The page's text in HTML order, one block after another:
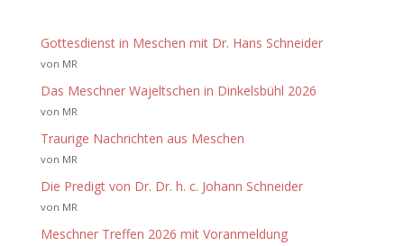
Gottesdienst in Meschen mit Dr. Hans Schneider
von MR
Das Meschner Wajeltschen in Dinkelsbühl 2026
von MR
Traurige Nachrichten aus Meschen
von MR
Die Predigt von Dr. Dr. h. c. Johann Schneider
von MR
Meschner Treffen 2026 mit Voranmeldung